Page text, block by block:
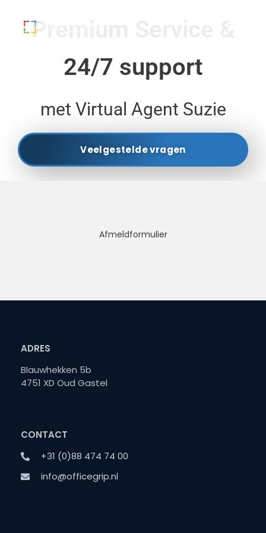
Premium Service &
24/7 support
met Virtual Agent Suzie
Veelgestelde vragen
Afmeldformulier
ADRES
Blauwhekken 5b
4751 XD Oud Gastel
CONTACT
+31 (0)88 474 74 00
info@officegrip.nl